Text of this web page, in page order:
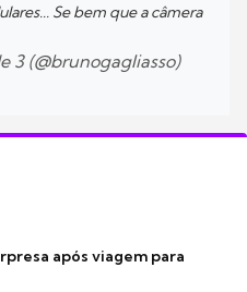
Se bem que a câmera
3 (@brunogagliasso)
após viagem para